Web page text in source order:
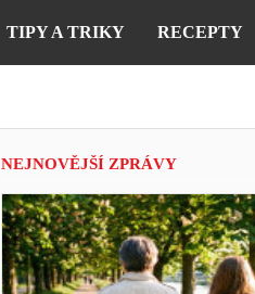
TIPY A TRIKY RECEPTY
NEJNOVĚJŠÍ ZPRÁVY